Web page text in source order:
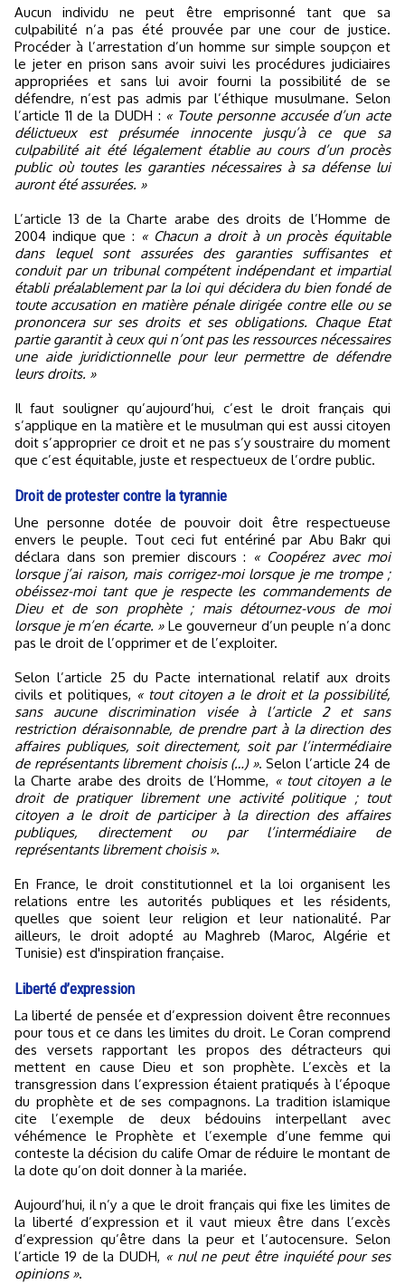
Aucun individu ne peut être emprisonné tant que sa
culpabilité n’a pas été prouvée par une cour de justice.
Procéder à l’arrestation d’un homme sur simple soupçon et
le jeter en prison sans avoir suivi les procédures judiciaires
appropriées et sans lui avoir fourni la possibilité de se
défendre, n’est pas admis par l’éthique musulmane. Selon
l’article 11 de la DUDH : « Toute personne accusée d’un acte
délictueux est présumée innocente jusqu’à ce que sa
culpabilité ait été légalement établie au cours d’un procès
public où toutes les garanties nécessaires à sa défense lui
auront été assurées. »
L’article 13 de la Charte arabe des droits de l’Homme de
2004 indique que : « Chacun a droit à un procès équitable
dans lequel sont assurées des garanties suffisantes et
conduit par un tribunal compétent indépendant et impartial
établi préalablement par la loi qui décidera du bien fondé de
toute accusation en matière pénale dirigée contre elle ou se
prononcera sur ses droits et ses obligations. Chaque Etat
partie garantit à ceux qui n’ont pas les ressources nécessaires
une aide juridictionnelle pour leur permettre de défendre
leurs droits. »
Il faut souligner qu’aujourd’hui, c’est le droit français qui
s’applique en la matière et le musulman qui est aussi citoyen
doit s’approprier ce droit et ne pas s’y soustraire du moment
que c’est équitable, juste et respectueux de l’ordre public.
Droit de protester contre la tyrannie
Une personne dotée de pouvoir doit être respectueuse
envers le peuple. Tout ceci fut entériné par Abu Bakr qui
déclara dans son premier discours : « Coopérez avec moi
lorsque j’ai raison, mais corrigez-moi lorsque je me trompe ;
obéissez-moi tant que je respecte les commandements de
Dieu et de son prophète ; mais détournez-vous de moi
lorsque je m’en écarte. »Le gouverneur d’un peuple n’a donc
pas le droit de l’opprimer et de l’exploiter.
Selon l’article 25 du Pacte international relatif aux droits
civils et politiques, « tout citoyen a le droit et la possibilité,
sans aucune discrimination visée à l’article 2 et sans
restriction déraisonnable, de prendre part à la direction des
affaires publiques, soit directement, soit par l’intermédiaire
de représentants librement choisis (…) ». Selon l’article 24 de
la Charte arabe des droits de l’Homme, « tout citoyen a le
droit de pratiquer librement une activité politique ; tout
citoyen a le droit de participer à la direction des affaires
publiques, directement ou par l’intermédiaire de
représentants librement choisis ».
En France, le droit constitutionnel et la loi organisent les
relations entre les autorités publiques et les résidents,
quelles que soient leur religion et leur nationalité. Par
ailleurs, le droit adopté au Maghreb (Maroc, Algérie et
Tunisie) est d'inspiration française.
Liberté d’expression
La liberté de pensée et d’expression doivent être reconnues
pour tous et ce dans les limites du droit. Le Coran comprend
des versets rapportant les propos des détracteurs qui
mettent en cause Dieu et son prophète. L’excès et la
transgression dans l’expression étaient pratiqués à l’époque
du prophète et de ses compagnons. La tradition islamique
cite l’exemple de deux bédouins interpellant avec
véhémence le Prophète et l’exemple d’une femme qui
conteste la décision du calife Omar de réduire le montant de
la dote qu’on doit donner à la mariée.
Aujourd’hui, il n’y a que le droit français qui fixe les limites de
la liberté d’expression et il vaut mieux être dans l’excès
d’expression qu’être dans la peur et l’autocensure. Selon
l’article 19 de la DUDH, « nul ne peut être inquiété pour ses
opinions ».